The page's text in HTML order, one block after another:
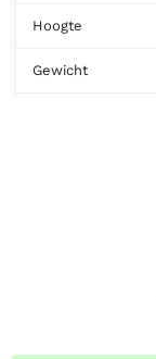
Hoogte
Gewicht